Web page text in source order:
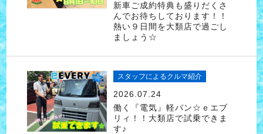
新車ご成約特典も盛りだくさ
んでお待ちしております！！
熱い９日間を大類店で過ごし
ましょう☆
スタッフによるクルマ紹介
2026.07.24
働く『電気』軽バン☆ｅエブ
リィ！！大類店で試乗できま
す♪